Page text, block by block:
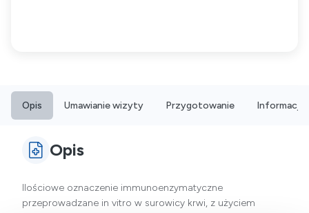
Opis Umawianie wizyty Przygotowanie Informacje
Opis
Ilościowe oznaczenie immunoenzymatyczne
przeprowadzane in vitro w surowicy krwi, z użyciem